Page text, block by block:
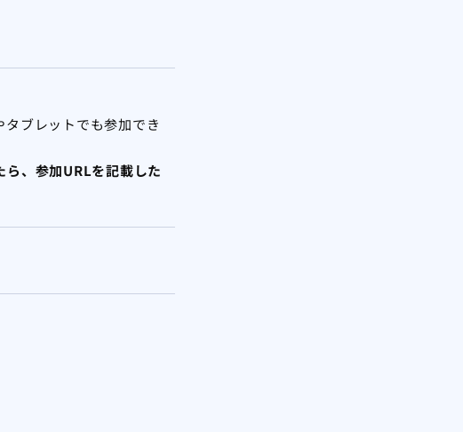
ブレットでも参加でき
、参加URLを記載した